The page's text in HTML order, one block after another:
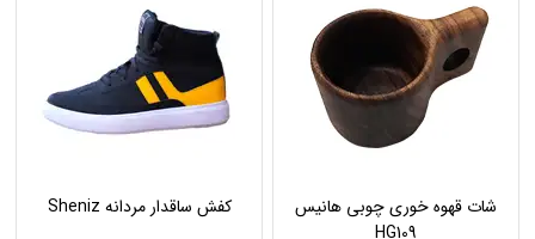
شات قهوه خوری چوبی هانیس
HG109
کفش ساقدار مردانه Sheniz